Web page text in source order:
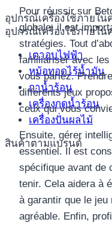
อุปกรณ์เครื่องใช้ภายใน
อุปกรณ์เครื่องใช้ภายใน
เตาอบไฟฟ้า
หม้อทอดไร้น้ำมัน
กาน้ำร้อน
เครื่องกดน้ำร้อน
เครื่องปั่นผลไม้
สินค้าตามแบรนด์
Pour réussir sur
globale, il est
stratégies. Tout
familiariser avec
vous pariez.
différents jeux
ceux qui vous
Ensuite, gérer
essentiel. Il est
spécifique avant de
tenir. Cela aidera à
à garantir que le
agréable. Enfin,